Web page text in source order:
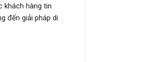
khách hàng tin
đến giải pháp di